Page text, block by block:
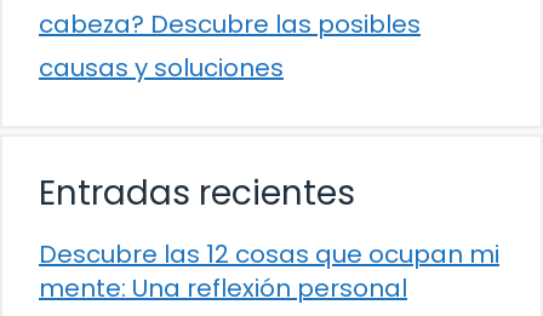
cabeza? Descubre las posibles
causas y soluciones
Entradas recientes
Descubre las 12 cosas que ocupan mi
mente: Una reflexión personal